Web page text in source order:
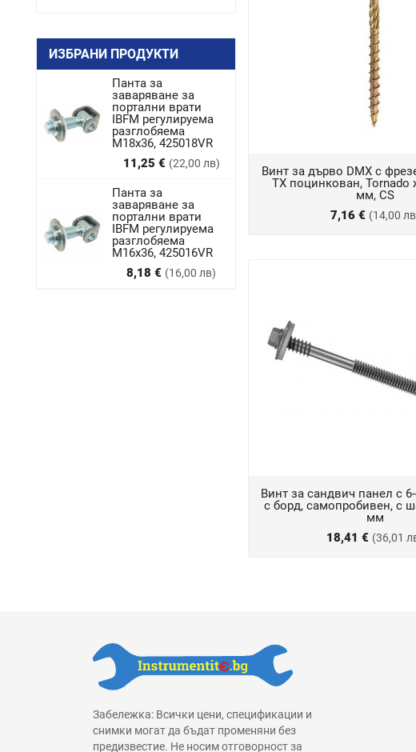
ИЗБРАНИ ПРОДУКТИ
Панта за
заваряване за
портални врати
IBFM регулируема
разглобяема
M18x36, 425018VR
11,25 € (22,00 лв)
Цена
Панта за
заваряване за
портални врати
IBFM регулируема
разглобяема
М16х36, 425016VR
8,18 € (16,00 лв)
Цена
Винт за дърво DMX с
TX поцинкован, Tornado
мм, CS
7,16 € (14,00
Винт за сандвич панел с
с борд, самопробивен, с
мм
18,41 € (36,01
Забележка: Всички цени, спецификации и
снимки могат да бъдат променяни без
предизвестие. Не носим отговорност за